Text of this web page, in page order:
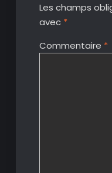
Les champs
avec *
Commentaire *